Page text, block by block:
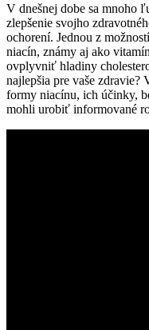
V dnešnej dobe sa mnoho
zlepšenie svojho
ochorení. Jednou z
niacín, známy aj ako
ovplyvniť hladiny
najlepšia pre vaše zdravie?
formy niacínu, ich účinky,
mohli urobiť informované